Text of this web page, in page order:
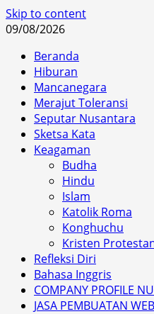
Skip to content
09/08/2026
Beranda
Hiburan
Mancanegara
Merajut Toleransi
Seputar Nusantara
Sketsa Kata
Keagaman
Budha
Hindu
Islam
Katolik Roma
Konghuchu
Kristen
Refleksi Diri
Bahasa Inggris
COMPANY PROFILE
JASA PEMBUATAN